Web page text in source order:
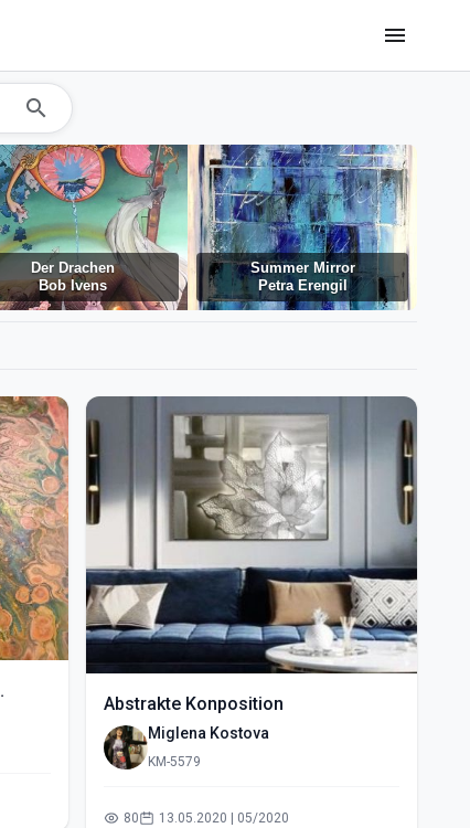
menu
search
Der Drachen
Bob Ivens
Summer Mirror
Petra Erengil
Abstrakte Konposition
Miglena Kostova
KM-5579
80 13.05.2020 | 05/2020